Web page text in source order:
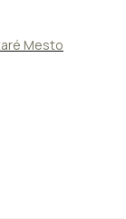
Mesto